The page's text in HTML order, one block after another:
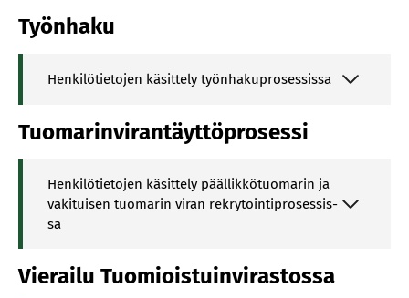
Työnhaku
Hen­ki­lö­tie­to­jen kä­sit­te­ly työn­ha­ku­pro­ses­sis­sa
Tuomarinvirantäyttöprosessi
Hen­ki­lö­tie­to­jen kä­sit­te­ly pääl­lik­kö­tuo­ma­rin ja
va­ki­tui­sen tuo­ma­rin vi­ran rek­ry­toin­ti­pro­ses­sis­
sa
Vierailu Tuomioistuinvirastossa